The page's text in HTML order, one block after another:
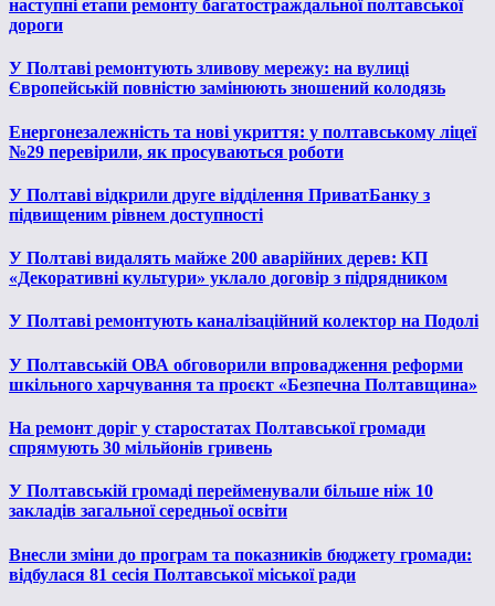
наступні етапи ремонту багатостраждальної полтавської
дороги
У Полтаві ремонтують зливову мережу: на вулиці
Європейській повністю замінюють зношений колодязь
Енергонезалежність та нові укриття: у полтавському ліцеї
№29 перевірили, як просуваються роботи
У Полтаві відкрили друге відділення ПриватБанку з
підвищеним рівнем доступності
У Полтаві видалять майже 200 аварійних дерев: КП
«Декоративні культури» уклало договір з підрядником
У Полтаві ремонтують каналізаційний колектор на Подолі
У Полтавській ОВА обговорили впровадження реформи
шкільного харчування та проєкт «Безпечна Полтавщина»
На ремонт доріг у старостатах Полтавської громади
спрямують 30 мільйонів гривень
У Полтавській громаді перейменували більше ніж 10
закладів загальної середньої освіти
Внесли зміни до програм та показників бюджету громади:
відбулася 81 сесія Полтавської міської ради